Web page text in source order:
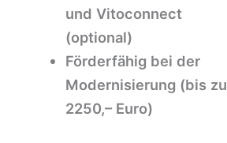
und Vitoconnect
(optional)
Förderfähig bei der
Modernisierung (bis zu
2250,– Euro)